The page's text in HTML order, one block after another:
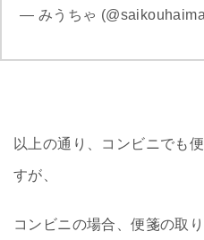
— みうちゃ
以上の通り、コンビニでも
すが、
コンビニの場合、便箋の取